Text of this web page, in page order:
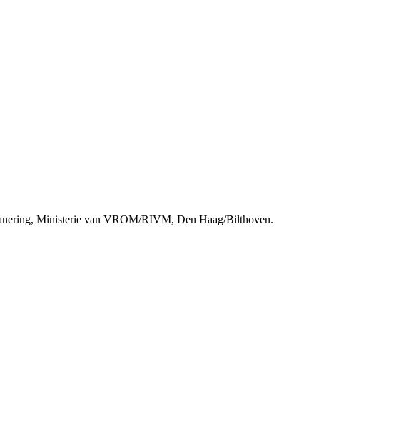
Ministerie van VROM/RIVM, Den Haag/Bilthoven.